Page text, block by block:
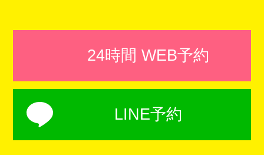
24時間 WEB予約
LINE予約